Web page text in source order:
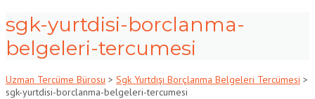
sgk-yurtdisi-borclanma-
belgeleri-tercumesi
Uzman Tercüme Bürosu > Sgk Yurtdışı Borçlanma Belgeleri Tercümesi >
sgk-yurtdisi-borclanma-belgeleri-tercumesi